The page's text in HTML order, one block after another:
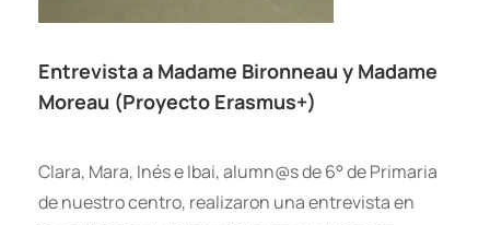
Entrevista a Madame Bironneau y Madame
Moreau (Proyecto Erasmus+)
Clara, Mara, Inés e Ibai, alumn@s de 6° de Primaria
de nuestro centro, realizaron una entrevista en